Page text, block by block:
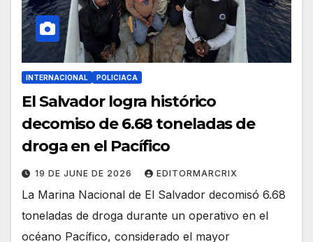
INTERNACIONAL POLICIACA
El Salvador logra histórico
decomiso de 6.68 toneladas de
droga en el Pacífico
19 DE JUNE DE 2026 EDITORMARCRIX
La Marina Nacional de El Salvador decomisó 6.68
toneladas de droga durante un operativo en el
océano Pacífico, considerado el mayor